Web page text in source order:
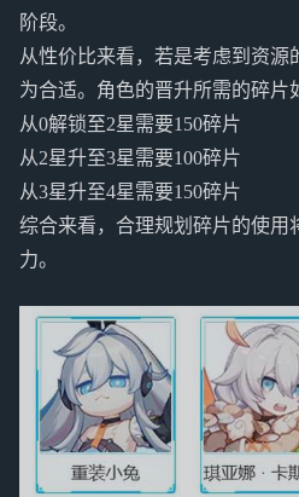
阶段。
从性价比来看，若是考虑到资源
为合适。角色的晋升所需的碎片
从0解锁至2星需要150碎片
从2星升至3星需要100碎片
从3星升至4星需要150碎片
综合来看，合理规划碎片的使用
力。